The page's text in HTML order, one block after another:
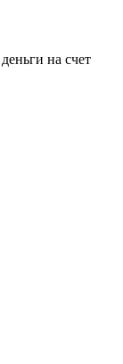
на счет